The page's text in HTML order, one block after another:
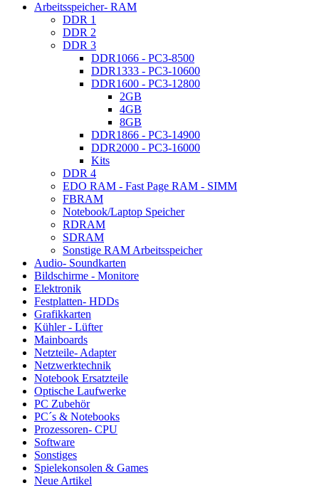
Arbeitsspeicher- RAM
DDR 1
DDR 2
DDR 3
DDR1066 - PC3-8500
DDR1333 - PC3-10600
DDR1600 - PC3-12800
2GB
4GB
8GB
DDR1866 - PC3-14900
DDR2000 - PC3-16000
Kits
DDR 4
EDO RAM - Fast Page RAM - SIMM
FBRAM
Notebook/Laptop Speicher
RDRAM
SDRAM
Sonstige RAM Arbeitsspeicher
Audio- Soundkarten
Bildschirme - Monitore
Elektronik
Festplatten- HDDs
Grafikkarten
Kühler - Lüfter
Mainboards
Netzteile- Adapter
Netzwerktechnik
Notebook Ersatzteile
Optische Laufwerke
PC Zubehör
PC´s & Notebooks
Prozessoren- CPU
Software
Sonstiges
Spielekonsolen & Games
Neue Artikel